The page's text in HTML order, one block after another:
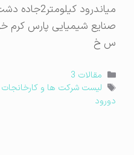
میاندرود کیلومتر2جاده دشت ناز
صنایع شیمیایی پارس کرم خزر –
س خ
دسته‌ها
مقالات 3
برچسب‌ها
لیست شرکت ها و کارخانجات میان
دورود